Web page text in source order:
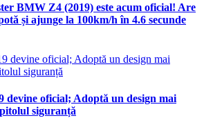
BMW Z4 (2019) este acum oficial! Are
și ajunge la 100km/h în 4.6 secunde
devine oficial; Adoptă un design mai
siguranță